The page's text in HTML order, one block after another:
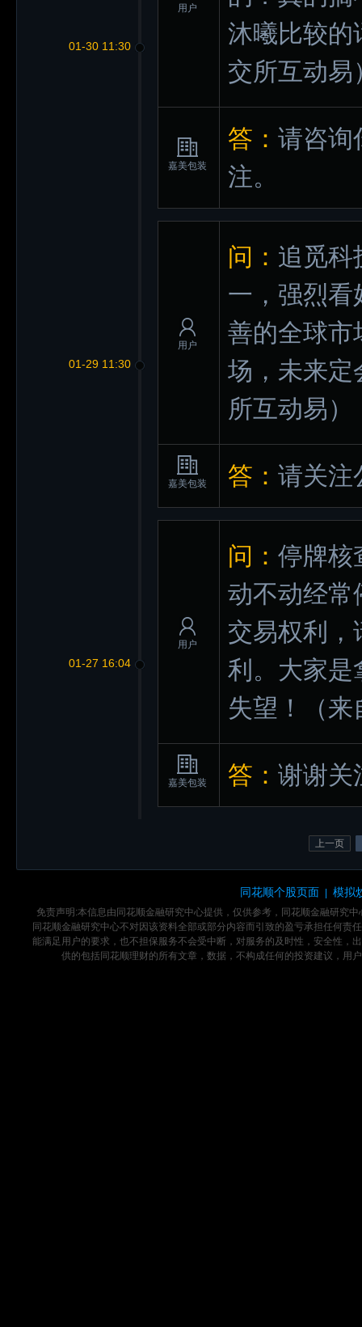
01-30 11:30
用户
沐曦比较的
交所互动易
嘉美包装
答： 请咨询
注。
01-29 11:30
用户
问： 追觅科
一，强烈看
善的全球市
场，未来定
所互动易）
嘉美包装 答： 请关注
01-27 16:04
用户
问： 停牌核
动不动经常
交易权利，
利。大家是
失望！
（
嘉美包装 答： 谢谢关
上一页
同花顺个股页面 模拟
免责声明:本信息由同花顺金融研究中心提供，仅供参考，同花顺金融研究
同花顺金融研究中心不对因该资料全部或部分内容而引致的盈亏承担任何
能满足用户的要求，也不担保服务不会受中断，对服务的及时性，安全性，
供的包括同花顺理财的所有文章，数据，不构成任何的投资建议，用